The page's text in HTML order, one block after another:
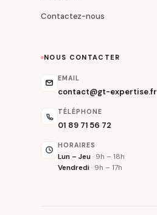
Contactez-nous
NOUS CONTACTER
EMAIL
contact@gt-expertise.fr
TÉLÉPHONE
01 89 71 56 72
HORAIRES
Lun – Jeu· 9h – 18h
Vendredi· 9h – 17h